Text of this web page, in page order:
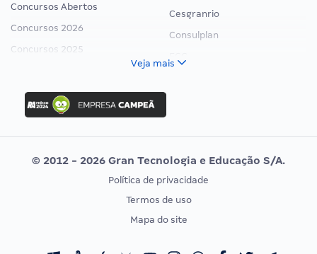
Concursos Abertos
Concursos 2026
Concursos 2025
Concurso Nacional Unificado
Concurso Ibama
Concurso MPU
Editais publicados
Cesgranrio
Consulplan
Vunesp
CONCURSOS POR PROFISSÃO
Concursos Fiscais
EXAME DE ORDEM
Calendário OAB
Veja mais
© 2012 - 2026 Gran Tecnologia e Educação S/A.
Política de privacidade
Termos de uso
Mapa do site